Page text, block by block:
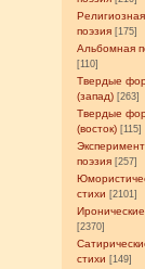
Религиозная
поэзия [175]
Альбомная
[110]
Твердые
(запад) [263]
Твердые
(восток) [115]
поэзия [257]
стихи [2101]
[2370]
стихи [149]